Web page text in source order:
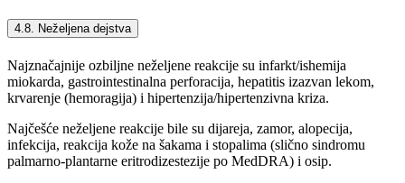
4.8. Neželjena dejstva
Najznačajnije ozbiljne neželjene reakcije su infarkt/ishemija
miokarda, gastrointestinalna perforacija, hepatitis izazvan lekom,
krvarenje (hemoragija) i hipertenzija/hipertenzivna kriza.
Najčešće neželjene reakcije bile su dijareja, zamor, alopecija,
infekcija, reakcija kože na šakama i stopalima (slično sindromu
palmarno-plantarne eritrodizestezije po MedDRA) i osip.